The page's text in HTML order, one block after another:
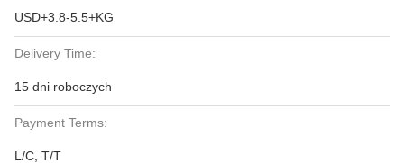
USD+3.8-5.5+KG
Delivery Time:
15 dni roboczych
Payment Terms:
L/C, T/T